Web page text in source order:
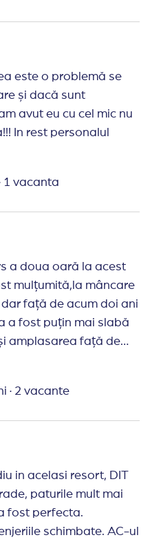
este o problemă se
și dacă sunt
avut eu cu cel mic nu
In rest personalul
1 vacanta
a doua oară la acest
mulțumită,la mâncare
față de acum doi ani
a fost puțin mai slabă
amplasarea față de
acestui hotel!
· 2 vacante
in acelasi resort, DIT
paturile mult mai
fost perfecta.
schimbate. AC-ul